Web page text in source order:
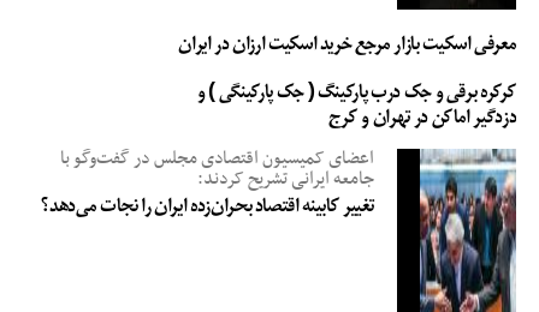
معرفی اسکیت بازار مرجع خرید اسکیت ارزان در ایران
کرکره برقی و جک درب پارکینگ ( جک پارکینگی ) و
دزدگیر اماکن در تهران و کرج
اعضای کمیسیون اقتصادی مجلس در گفت‌وگو با
جامعه ایرانی تشریح کردند:
تغییر کابینه اقتصاد بحران‌زده ایران را نجات می‌دهد؟